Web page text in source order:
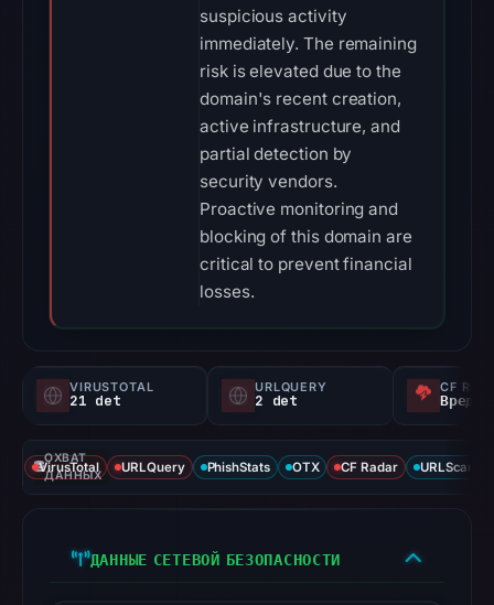
suspicious activity
immediately. The remaining
risk is elevated due to the
domain's recent creation,
active infrastructure, and
partial detection by
security vendors.
Proactive monitoring and
blocking of this domain are
critical to prevent financial
losses.
VIRUSTOTAL
21 det
URLQUERY
2 det
CF
ОХВАТ
ДАННЫХ
VirusTotal URLQuery PhishStats OTX CF Radar URLScan
ДАННЫЕ СЕТЕВОЙ БЕЗОПАСНОСТИ